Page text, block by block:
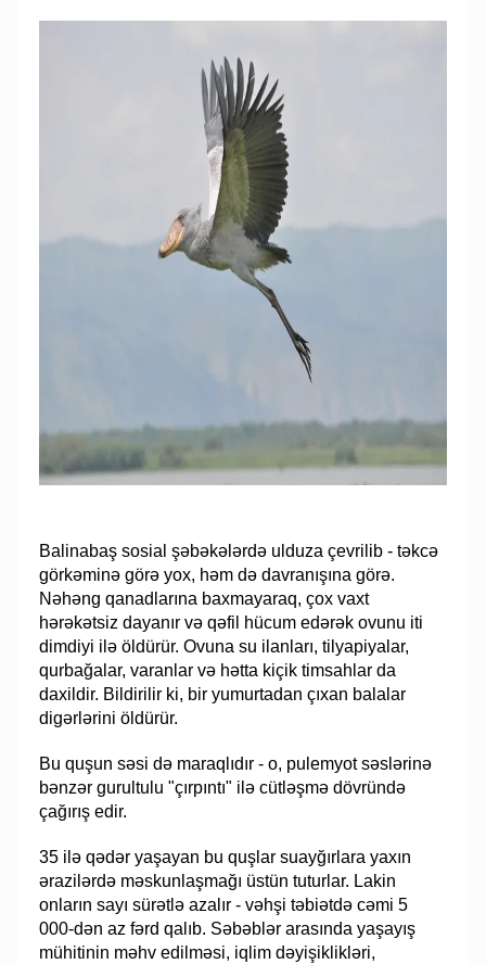
Balinabaş sosial şəbəkələrdə ulduza çevrilib - təkcə
görkəminə görə yox, həm də davranışına görə.
Nəhəng qanadlarına baxmayaraq, çox vaxt
hərəkətsiz dayanır və qəfil hücum edərək ovunu iti
dimdiyi ilə öldürür. Ovuna su ilanları, tilyapiyalar,
qurbağalar, varanlar və hətta kiçik timsahlar da
daxildir. Bildirilir ki, bir yumurtadan çıxan balalar
digərlərini öldürür.
Bu quşun səsi də maraqlıdır - o, pulemyot səslərinə
bənzər gurultulu "çırpıntı" ilə cütləşmə dövründə
çağırış edir.
35 ilə qədər yaşayan bu quşlar suayğırlara yaxın
ərazilərdə məskunlaşmağı üstün tuturlar. Lakin
onların sayı sürətlə azalır - vəhşi təbiətdə cəmi 5
000-dən az fərd qalıb. Səbəblər arasında yaşayış
mühitinin məhv edilməsi, iqlim dəyişiklikləri,